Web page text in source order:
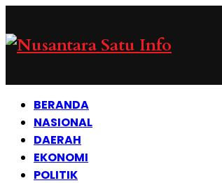
BERANDA
NASIONAL
DAERAH
EKONOMI
POLITIK